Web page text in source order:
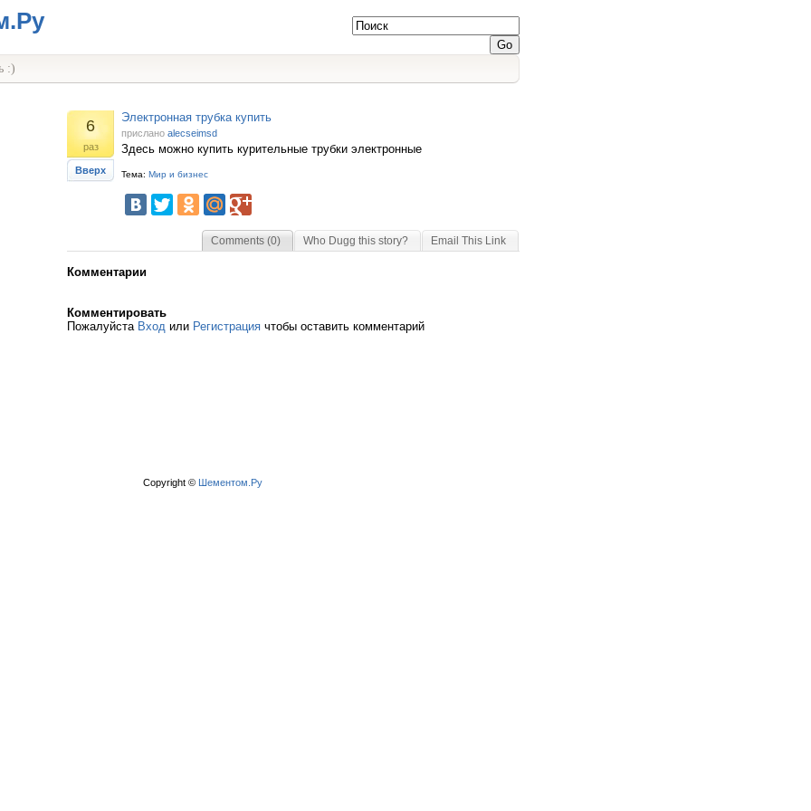
:)
6
раз
Вверх
Электронная трубка купить
прислано alecseimsd
Здесь можно купить курительные трубки электронные
Тема: Мир и бизнес
Comments (0) Who Dugg this story? Email This Link
Комментарии
Комментировать
Пожалуйста Вход или Регистрация чтобы оставить комментарий
Copyright © Шементом.Ру